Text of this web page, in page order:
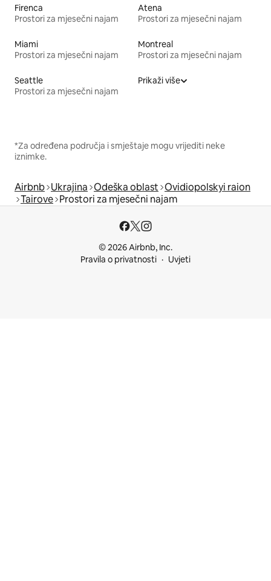
Firenca
Prostori za mjesečni najam
Atena
Prostori za mjesečni najam
Miami
Prostori za mjesečni najam
Montreal
Prostori za mjesečni najam
Seattle
Prostori za mjesečni najam
Prikaži više
*Za određena područja i smještaje mogu vrijediti neke
iznimke.
Airbnb Ukrajina Odeška oblast Ovidiopolskyi raion
Tairove Prostori za mjesečni najam
© 2026 Airbnb, Inc.
Pravila o privatnosti
Uvjeti